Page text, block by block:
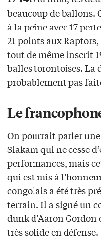
beaucoup de ballons.
à la peine avec 17
21 points aux
tout de même inscrit
balles torontoises. La
probablement pas
Le
On pourrait parler
Siakam qui ne cesse
performances, mais
qui est mis à
congolais a été très
terrain. Il a signé un
dunk d’Aaron Gordon
très solide en défense.